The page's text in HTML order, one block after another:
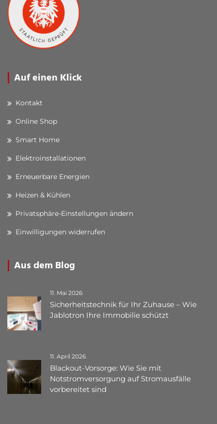
Auf einen Klick
Kontakt
Online Shop
Smart Home
Elektroinstallationen
Erneuerbare Energien
Heizen & Kühlen
Privatsphäre-Einstellungen ändern
Einwilligungen widerrufen
Aus dem Blog
11. Mai 2026
Sicherheitstechnik für Ihr Zuhause – Wie
Jablotron Ihre Immobilie schützt
11. April 2026
Blackout-Vorsorge: Wie Sie mit
Notstromversorgung auf Stromausfälle
vorbereitet sind